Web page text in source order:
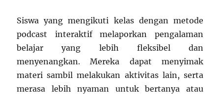
Siswa yang mengikuti kelas dengan metode
podcast interaktif melaporkan pengalaman
belajar yang lebih fleksibel dan
menyenangkan. Mereka dapat menyimak
materi sambil melakukan aktivitas lain, serta
merasa lebih nyaman untuk bertanya atau